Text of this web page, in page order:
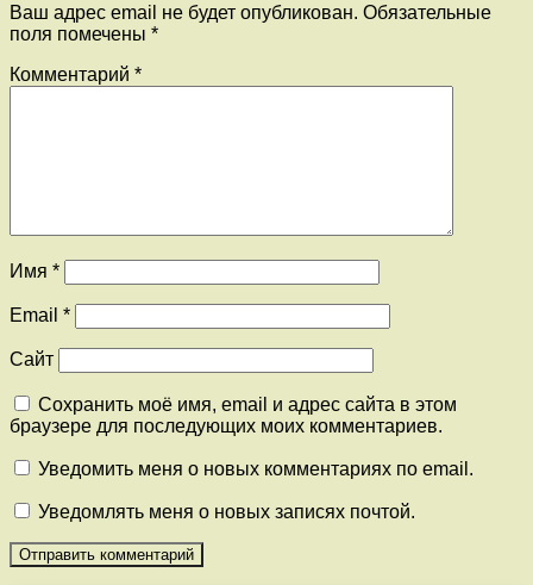
Ваш адрес email не будет опубликован. Обязательные
поля помечены *
Комментарий *
Имя *
Email *
Сайт
Сохранить моё имя, email и адрес сайта в этом
браузере для последующих моих комментариев.
Уведомить меня о новых комментариях по email.
Уведомлять меня о новых записях почтой.